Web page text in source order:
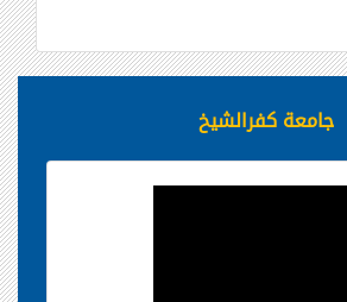
جامعة كفرالشيخ